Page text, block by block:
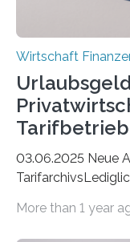
Wirtschaft
03.06.2025 Neue
tarifgebundenen
More than 1 year